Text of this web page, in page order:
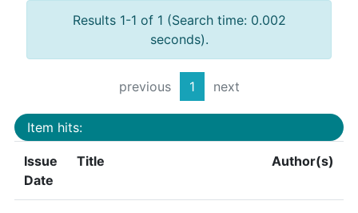
Results 1-1 of 1 (Search time: 0.002
seconds).
previous 1 next
Item hits:
Issue
Date
Title Author(s)